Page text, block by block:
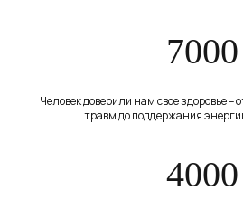
7000
Человек доверили нам свое здоровье –
травм до поддержания
4000
Академика Макеева, д. 24
ГРАФИК РАБОТЫ